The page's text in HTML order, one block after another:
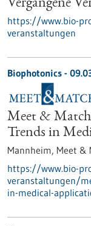
Vergangene
https://www.bio-
veranstaltungen
Biophotonics -
Meet &
Trends in
Mannheim, Meet &
https://www.bio-
veranstaltungen/
in-medical-